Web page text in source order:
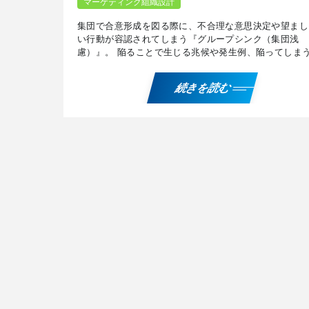
集団で合意形成を図る際に、不合理な意思決定や望ま
い行動が容認されてしまう『グループシンク（集団浅
慮）』。 陥ることで生じる兆候や発生例、陥ってしま
続きを読む